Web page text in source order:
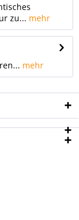
zu... mehr
mehr